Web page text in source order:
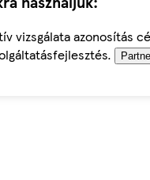
vizsgálata